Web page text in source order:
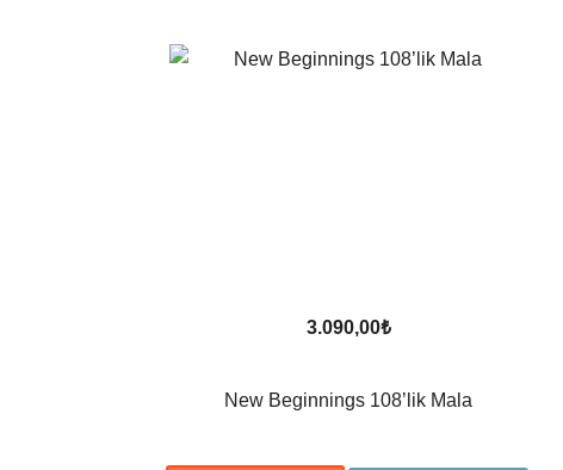
3.090,00₺
New Beginnings 108’lik Mala